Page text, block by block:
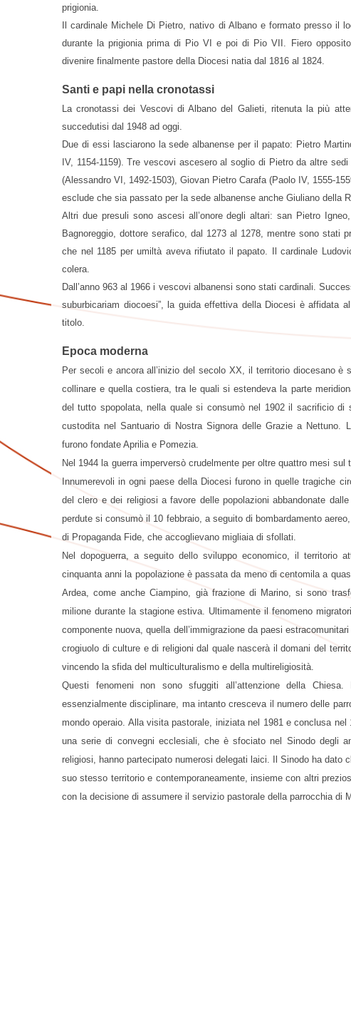
prigionia.
Il cardinale Michele Di Pietro, nativo di Albano e formato presso il
durante la prigionia prima di Pio VI e poi di Pio VII. Fiero
divenire finalmente pastore della Diocesi natia dal 1816 al 1824.
Santi e papi nella cronotassi
La cronotassi dei Vescovi di Albano del Galieti, ritenuta la più
succedutisi dal 1948 ad oggi.
Due di essi lasciarono la sede albanense per il papato: Pietro
IV, 1154-1159). Tre vescovi ascesero al soglio di Pietro da altre
(Alessandro VI, 1492-1503), Giovan Pietro Carafa (Paolo IV, 1555-
esclude che sia passato per la sede albanense anche Giuliano della
Altri due presuli sono ascesi all’onore degli altari: san Pietro
Bagnoreggio, dottore serafico, dal 1273 al 1278, mentre sono stati
che nel 1185 per umiltà aveva rifiutato il papato. Il cardinale
colera.
Dall’anno 963 al 1966 i vescovi albanensi sono stati cardinali.
suburbicariam diocoesi”, la guida effettiva della Diocesi è affidata
titolo.
Epoca moderna
Per secoli e ancora all’inizio del secolo XX, il territorio diocesano
collinare e quella costiera, tra le quali si estendeva la parte
del tutto spopolata, nella quale si consumò nel 1902 il sacrificio
custodita nel Santuario di Nostra Signora delle Grazie a Nettuno.
furono fondate Aprilia e Pomezia.
Nel 1944 la guerra imperversò crudelmente per oltre quattro mesi
Innumerevoli in ogni paese della Diocesi furono in quelle tragiche
del clero e dei religiosi a favore delle popolazioni abbandonate
perdute si consumò il 10 febbraio, a seguito di bombardamento
di Propaganda Fide, che accoglievano migliaia di sfollati.
Nel dopoguerra, a seguito dello sviluppo economico, il territorio
cinquanta anni la popolazione è passata da meno di centomila a
Ardea, come anche Ciampino, già frazione di Marino, si sono
milione durante la stagione estiva. Ultimamente il fenomeno
componente nuova, quella dell’immigrazione da paesi
crogiuolo di culture e di religioni dal quale nascerà il domani del
vincendo la sfida del multiculturalismo e della multireligiosità.
Questi fenomeni non sono sfuggiti all’attenzione della
essenzialmente disciplinare, ma intanto cresceva il numero delle
mondo operaio. Alla visita pastorale, iniziata nel 1981 e conclusa
una serie di convegni ecclesiali, che è sfociato nel Sinodo degli
religiosi, hanno partecipato numerosi delegati laici. Il Sinodo ha
suo stesso territorio e contemporaneamente, insieme con altri
con la decisione di assumere il servizio pastorale della parrocchia di